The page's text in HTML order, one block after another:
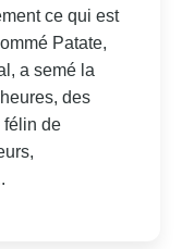
ce qui est
Patate,
a semé la
des
félin de